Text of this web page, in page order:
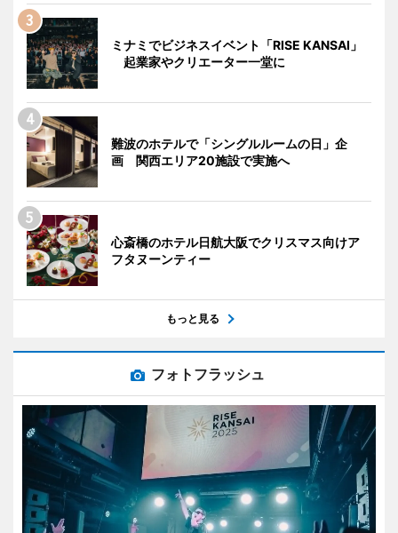
ミナミでビジネスイベント「RISE KANSAI」
起業家やクリエーター一堂に
難波のホテルで「シングルルームの日」企
画 関西エリア20施設で実施へ
心斎橋のホテル日航大阪でクリスマス向けア
フタヌーンティー
もっと見る
フォトフラッシュ